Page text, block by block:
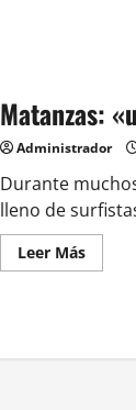
Matanzas:
Administrador
Durante
lleno de
Leer MásLeer
más
en